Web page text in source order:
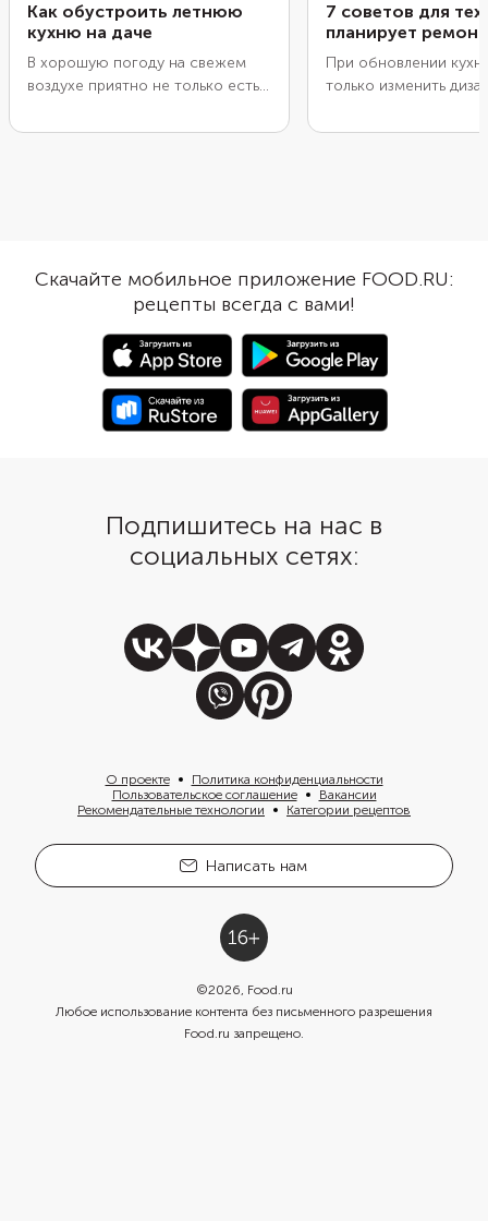
Как обустроить летнюю
кухню на даче
В хорошую погоду на свежем
воздухе приятно не только есть,
дачники ставят на участке
составить список необходимой
мебели, техники, продумать
7 советов для
планирует
При обновлении
только изменить
пространство более
готовку и уборку.
Скачайте мобильное приложение FOOD.RU:
рецепты всегда с вами!
Подпишитесь на нас в
социальных сетях:
О проекте
Политика конфиденциальности
Пользовательское соглашение
Вакансии
Рекомендательные технологии
Категории рецептов
Написать нам
©2026, Food.ru
Любое использование контента без письменного разрешения
Food.ru запрещено.